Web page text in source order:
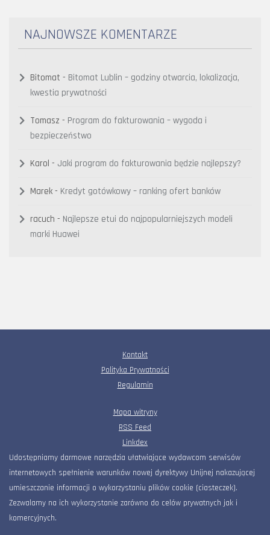
NAJNOWSZE KOMENTARZE
Bitomat - Bitomat Lublin – godziny otwarcia, lokalizacja,
kwestia prywatności
Tomasz - Program do fakturowania – wygoda i
bezpieczeństwo
Karol - Jaki program do fakturowania będzie najlepszy?
Marek - Kredyt gotówkowy – ranking ofert banków
racuch - Najlepsze etui do najpopularniejszych modeli
marki Huawei
Kontakt
Polityka Prywatności
Regulamin
Mapa witryny
RSS Feed
Linkdex
Udostępniamy darmowe narzędzia ułatwiające wydawcom serwisów
internetowych spełnienie warunków nowej dyrektywy Unijnej nakazującej
umieszczanie informacji o wykorzystaniu plików cookie (ciasteczek).
Zezwalamy na ich wykorzystanie zarówno do celów prywatnych jak i
komercyjnych.